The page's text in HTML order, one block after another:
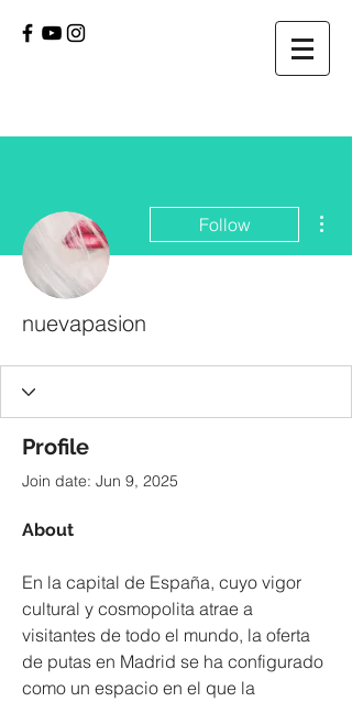
Follow
nuevapasion
Profile
Join date: Jun 9, 2025
About
En la capital de España, cuyo vigor
cultural y cosmopolita atrae a
visitantes de todo el mundo, la oferta
de putas en Madrid se ha configurado
como un espacio en el que la